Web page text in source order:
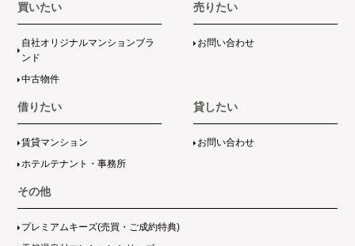
買いたい
自社オリジナルマンションブラ
ンド
中古物件
売りたい
お問い合わせ
借りたい
賃貸マンション
ホテルテナント・事務所
貸したい
お問い合わせ
その他
プレミアムキーズ(売買・ご成約特典)